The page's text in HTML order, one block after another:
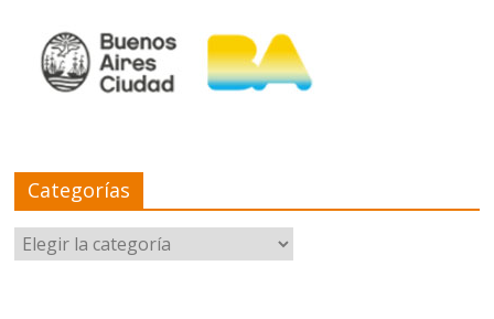
Categorías
Categorías